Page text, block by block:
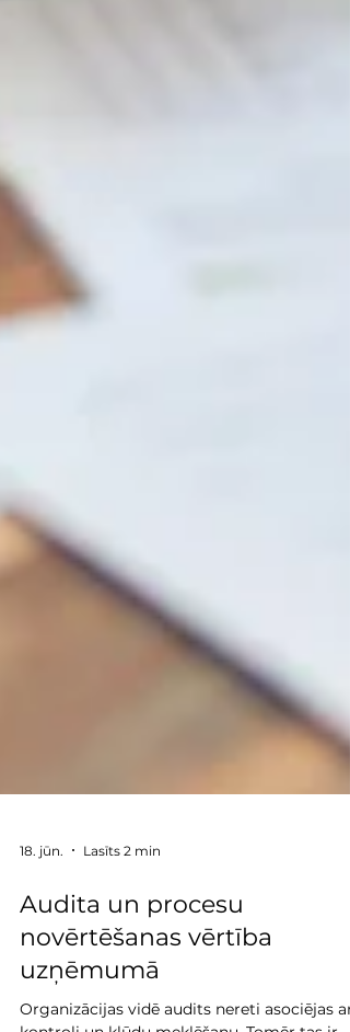
18. jūn. Lasīts 2 min
Audita un procesu
novērtēšanas vērtība